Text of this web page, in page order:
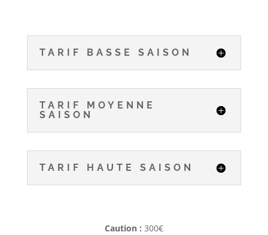
TARIF BASSE SAISON
TARIF MOYENNE
SAISON
TARIF HAUTE SAISON
Caution : 300€